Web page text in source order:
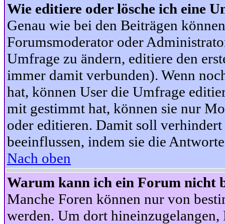
Wie editiere oder lösche ich eine
Genau wie bei den Beiträgen
Forumsmoderator oder
Umfrage zu ändern, editiere den
immer damit verbunden). Wenn
hat, können User die Umfrage
mit gestimmt hat, können sie nur
oder editieren. Damit soll
beeinflussen, indem sie die
Nach oben
Warum kann ich ein Forum nicht
Manche Foren können nur von
werden. Um dort hineinzugelangen,